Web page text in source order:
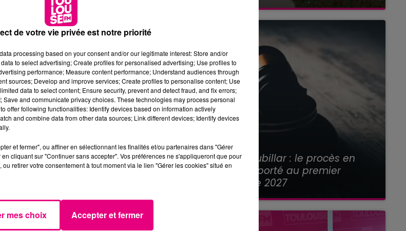
21 juillet 2026
Affaire Jubillar : le procès en
appel reporté au premier
semestre 2027
de votre vie privée est notre priorité
processing based on your consent and/or our legitimate interest: Store and/or
to select advertising; Create profiles for personalised advertising; Use profiles to
performance; Measure content performance; Understand audiences through
sources; Develop and improve services; Create profiles to personalise content; Use
data to select content; Ensure security, prevent and detect fraud, and fix errors;
and communicate privacy choices. These technologies may process personal
offer following functionalities: Identify devices based on information actively
and combine data from other data sources; Link different devices; Identify devices
et fermer", ou affiner en sélectionnant les finalités et/ou partenaires dans "Gérer
cliquant sur "Continuer sans accepter". Vos préférences ne s'appliqueront que pour
retirer votre consentement à tout moment via le lien "Gérer les cookies" situé en
mes choix Accepter et fermer